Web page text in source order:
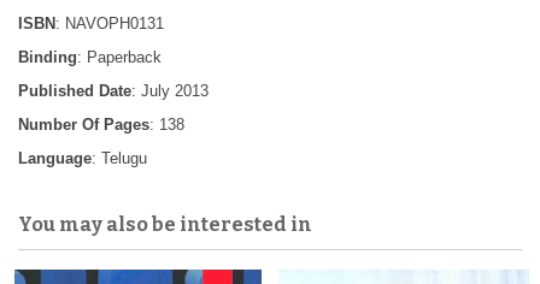
ISBN : NAVOPH0131
Binding: Paperback
Published Date: July 2013
Number Of Pages: 138
Language: Telugu
You may also be interested in